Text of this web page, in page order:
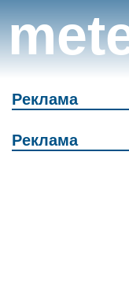
Реклама
Реклама